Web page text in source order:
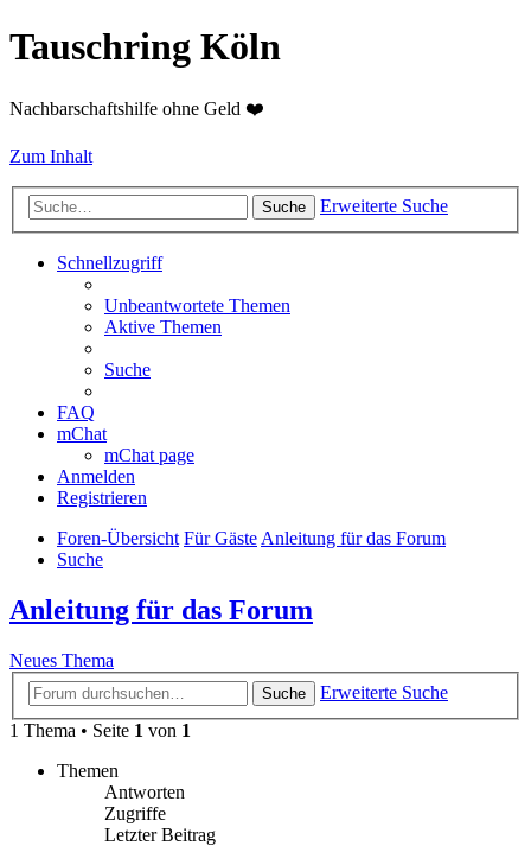
Tauschring Köln
Nachbarschaftshilfe ohne Geld ❤️
Zum Inhalt
Suche Erweiterte Suche
Schnellzugriff
Unbeantwortete Themen
Aktive Themen
Suche
FAQ
mChat
mChat page
Anmelden
Registrieren
Foren-Übersicht Für GästeAnleitung für das Forum
Suche
Anleitung für das Forum
Neues Thema
Suche
Erweiterte Suche
1 Thema • Seite 1 von 1
Themen
Antworten
Zugriffe
Letzter Beitrag